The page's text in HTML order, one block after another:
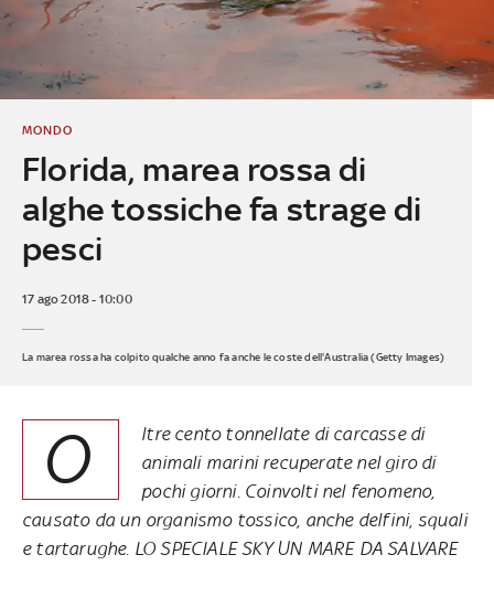
Florida, marea rossa di
alghe tossiche fa strage di
pesci
MONDO
17 ago 2018 - 10:00
La marea rossa ha colpito qualche anno fa anche le coste dell'Australia (Getty Images)
O
ltre cento tonnellate di carcasse di
animali marini recuperate nel giro di
pochi giorni. Coinvolti nel fenomeno,
causato da un organismo tossico, anche delfini, squali
e tartarughe. LO SPECIALE SKY UN MARE DA SALVARE